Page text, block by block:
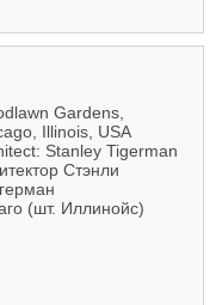
Gardens,
Illinois, USA
Stanley Tigerman
Стэнли
(шт. Иллинойс)